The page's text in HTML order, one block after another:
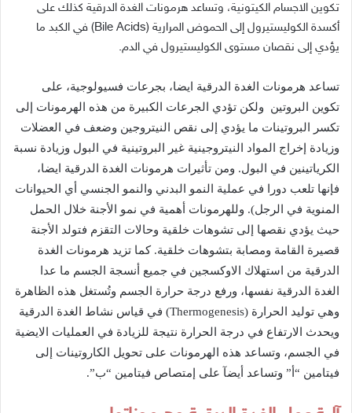
تكوين الاجسام الكيتونية، وتساعد هرمونات الغدة الدرقية كذلك على
أكسدة الكوليستيرول إلى الحموض المرارية (Bile Acids) في الكبد ما
يؤدي إلى نقصان مستوى الكوليستيرول في الدم.
تساعد هرمونات الغدة الدرقية ايضا، بجرعات فسيولوجية، على
تكوين البروتين ولكن تؤدي الجرعات الكبيرة من هذه الهرمونات إلى
تكسر البروتينات ما يؤدي إلى نقص النيتروجين وضعف في العضلات
وزيادة إخراج المواد النيتروجينية غير البروتينية في البول وزيادة نسبة
الكرياتينين في البول. ومن تأثيرات هرمونات الغدة الدرقية ايضا،
فإنها تلعب دورا في عملية النمو البدني والنمو الجنسي أي الحيوانات
المنوية في الرجل). وللهرمونات أهمية في نمو الأجنة خلال الحمل
حيث يؤدي نقصها إلى تشوهات خلقية وحالات التقزم فتولد الأجنة
قصيرة القامة ومصابة بتشوهات خلقية.كما تزيد هرمونات الغدة
الدرقية من استهلاك الاوكسجين في جميع أنسجة الجسم ما عدا
الغدة الدرقية نفسها، ورفع درجة حرارة الجسم وتُستغل هذه الظاهرة
وهي توليد الحرارة (Thermogenesis) في قياس نشاط الغدة الدرقية
ويحدث الارتفاع في درجة الحرارة نتيجة للزيادة في العمليات الايضية
في الجسم، وتساعد هذه الهرمونات على تحويل الكاروتينات إلى
فيتامين “أ” وتساعد أيضآ على إمتصاص فيتامين “ب”.